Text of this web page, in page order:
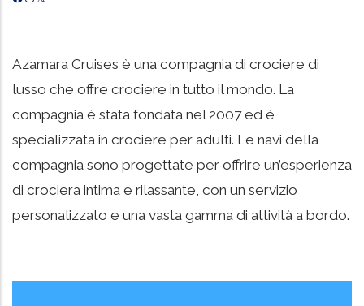
Azamara Cruises è una compagnia di crociere di
lusso che offre crociere in tutto il mondo. La
compagnia è stata fondata nel 2007 ed è
specializzata in crociere per adulti. Le navi della
compagnia sono progettate per offrire un’esperienza
di crociera intima e rilassante, con un servizio
personalizzato e una vasta gamma di attività a bordo.